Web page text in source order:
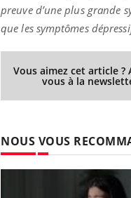
preuve d’une plus grande
que les symptômes
Vous aimez cet article ?
vous à la
NOUS VOUS